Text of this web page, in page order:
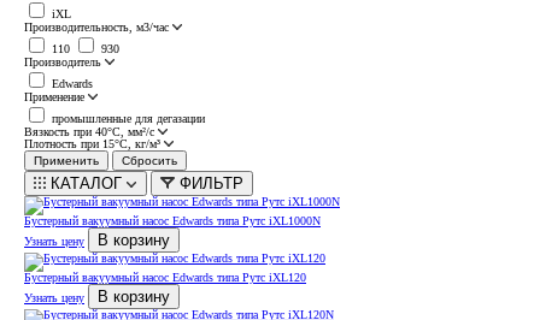
iXL
Производительность, м3/час
110
930
Производитель
Edwards
Применение
промышленные для дегазации
Вязкость при 40°С, мм²/с
Плотность при 15°С, кг/м³
КАТАЛОГ ФИЛЬТР
Бустерный вакуумный насос Edwards типа Рутс iXL1000N
Узнать цену
В корзину
Бустерный вакуумный насос Edwards типа Рутс iXL120
Узнать цену
В корзину